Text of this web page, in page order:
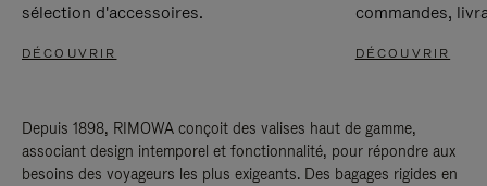
sélection d'accessoires.
DÉCOUVRIR
commandes,
DÉCOUVRIR
Depuis 1898, RIMOWA conçoit des valises haut de gamme,
associant design intemporel et fonctionnalité, pour répondre aux
besoins des voyageurs les plus exigeants. Des bagages rigides en